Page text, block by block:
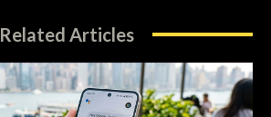
Related Articles